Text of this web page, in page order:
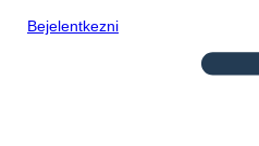
Bejelentkezni